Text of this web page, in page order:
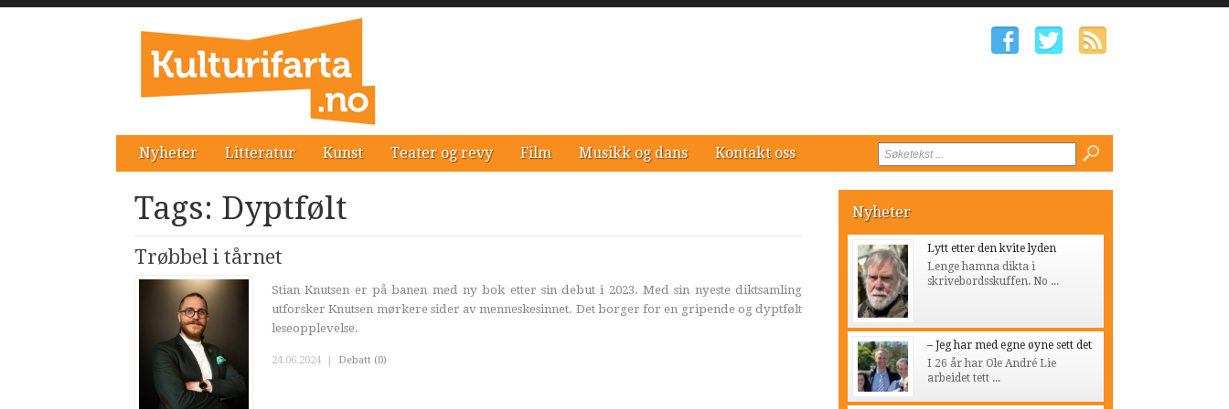
Nyheter Litteratur Kunst Teater og revy Film Musikk og dans Kontakt oss
Tags: Dyptfølt
Trøbbel i tårnet
Stian Knutsen er på banen med ny bok etter sin debut i 2023. Med sin nyeste diktsamling
utforsker Knutsen mørkere sider av menneskesinnet. Det borger for en gripende og dyptfølt
leseopplevelse.
24.06.2024 | Debatt (0)
Nyheter
Lytt etter den kvite lyden
Lenge hamna dikta i
skrivebordsskuffen. No ...
– Jeg har med egne øyne sett det
I 26 år har Ole André Lie
arbeidet tett ...